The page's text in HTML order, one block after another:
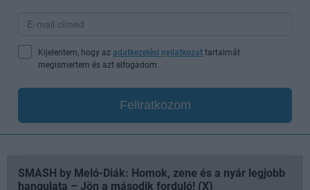
Kijelentem, hogy az adatkezelési nyilatkozat tartalmát
megismertem és azt elfogadom.
Feliratkozom
SMASH by Meló-Diák: Homok, zene és a nyár legjobb
hangulata – Jön a második forduló! (X)